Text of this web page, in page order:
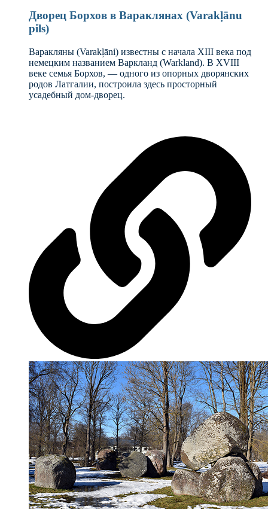
Дворец Борхов в Вараклянах (Varakļānu
pils)
Варакляны (Varakļāni) известны с начала XIII века под
немецким названием Варкланд (Warkland). В XVIII
веке семья Борхов, — одного из опорных дворянских
родов Латгалии, построила здесь просторный
усадебный дом-дворец.